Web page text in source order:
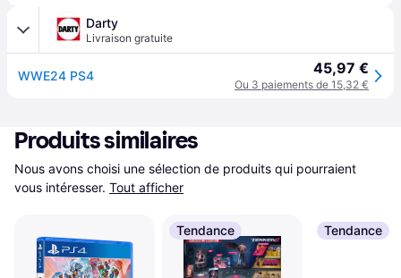
Darty
Livraison gratuite
WWE24 PS4 45,97 €
Ou 3 paiements de 15,32 €
Produits similaires
Nous avons choisi une sélection de produits qui pourraient
vous intéresser. Tout afficher
Tendance Tendance